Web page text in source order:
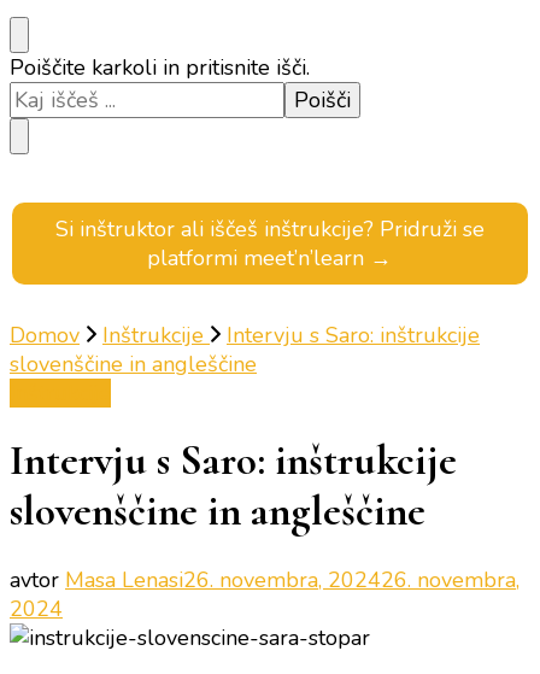
Iščeš
kaj?
Poiščite karkoli in pritisnite išči.
Si inštruktor ali iščeš inštrukcije? Pridruži se
platformi meet’n’learn →
Domov Inštrukcije
Intervju s Saro: inštrukcije
slovenščine in angleščine
Intervju s Saro: inštrukcije
slovenščine in angleščine
avtor Masa Lenasi26. novembra, 202426. novembra,
2024